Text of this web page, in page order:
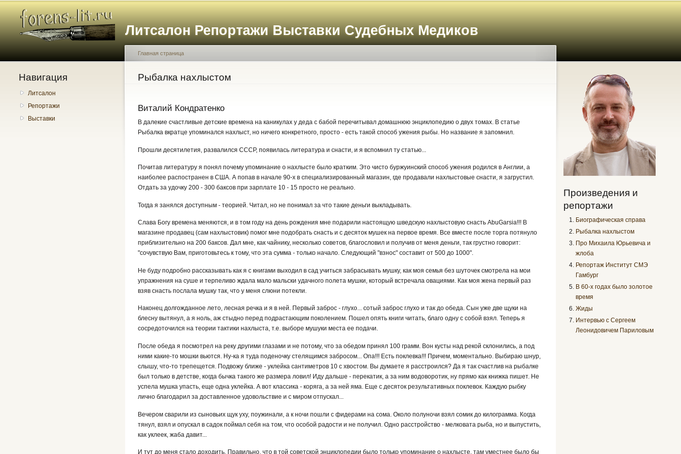
Литсалон Репортажи Выставки Судебных Медиков
Навигация
Литсалон
Репортажи
Выставки
Вы здесь
Главная страница
Рыбалка нахлыстом
Виталий Кондратенко
В далекие счастливые детские времена на каникулах у деда с бабой перечитывал домашнюю энциклопедию о двух томах. В статье
Рыбалка вкратце упоминался нахлыст, но ничего конкретного, просто - есть такой способ ужения рыбы. Но название я запомнил.
Прошли десятилетия, развалился СССР, появилась литература и снасти, и я вспомнил ту статью...
Почитав литературу я понял почему упоминание о нахлысте было кратким. Это чисто буржуинский способ ужения родился в Англии, а
наиболее распостранен в США. А попав в начале 90-х в специализированный магазин, где продавали нахлыстовые снасти, я загрустил.
Отдать за удочку 200 - 300 баксов при зарплате 10 - 15 просто не реально.
Тогда я занялся доступным - теорией. Читал, но не понимал за что такие деньги выкладывать.
Слава Богу времена меняются, и в том году на день рождения мне подарили настоящую шведскую нахлыстовую снасть AbuGarsia!!! В
магазине продавец (сам нахлыстовик) помог мне подобрать снасть и с десяток мушек на первое время. Все вместе после торга потянуло
приблизительно на 200 баксов. Дал мне, как чайнику, несколько советов, благословил и получив от меня деньги, так грустно говорит:
"сочувствую Вам, приготовьтесь к тому, что эта сумма - только начало. Следующий "взнос" составит от 500 до 1000".
Не буду подробно рассказывать как я с книгами выходил в сад учиться забрасывать мушку, как моя семья без шуточек смотрела на мои
упражнения на суше и терпеливо ждала мало мальски удачного полета мушки, который встречала овациями. Как моя жена первый раз
взяв снасть послала мушку так, что у меня слюни потекли.
Наконец долгожданное лето, лесная речка и я в ней. Первый заброс - глухо... сотый заброс глухо и так до обеда. Сын уже две щуки на
блесну вытянул, а я ноль, аж стыдно перед подрастающим поколением. Пошел опять книги читать, благо одну с собой взял. Теперь я
сосредоточился на теории тактики нахлыста, т.е. выборе мушуки места ее подачи.
После обеда я посмотрел на реку другими глазами и не потому, что за обедом принял 100 грамм. Вон кусты над рекой склонились, а под
ними какие-то мошки вьются. Ну-ка я туда поденочку стелящимся забросом... Опа!!! Есть поклевка!!! Причем, моментально. Выбираю шнур,
слышу, что-то трепещется. Подвожу ближе - уклейка сантиметров 10 с хвостом. Вы думаете я расстроился? Да я так счастлив на рыбалке
был только в детстве, когда бычка такого же размера ловил! Иду дальше - перекатик, а за ним водоворотик, ну прямо как книжка пишет. Не
успела мушка упасть, еще одна уклейка. А вот классика - коряга, а за ней яма. Еще с десяток результативных поклевок. Каждую рыбку
лично благодарил за доставленное удовольствие и с миром отпускал...
Вечером сварили из сыновьих щук уху, поужинали, а к ночи пошли с фидерами на сома. Около полуночи взял сомик до килограмма. Когда
тянул, взял и опускал в садок поймал себя на том, что особой радости и не получил. Одно расстройство - мелковата рыба, но и выпустить,
как уклеек, жаба давит...
И тут до меня стало доходить. Правильно, что в той советской энциклопедии было только упоминание о нахлысте, там уместнее было бы
Произведения и
репортажи
Биографическая справа
Рыбалка нахлыстом
Про Михаила Юрьевича и
жлоба
Репортаж Институт СМЭ
Гамбург
В 60-х годах было золотое
время
Жиды
Интервью с Сергеем
Леонидовичем Париловым